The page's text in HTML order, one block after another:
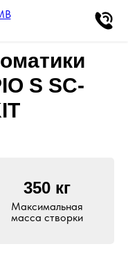
S SC-
350 кг
Максимальная
масса створки